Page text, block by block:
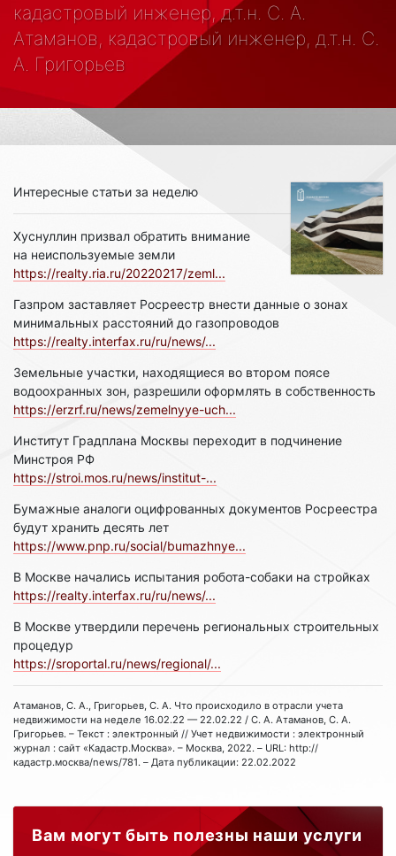
кадастровый инженер, д.т.н. С. А.
Атаманов, кадастровый инженер, д.т.н. С.
А. Григорьев
Интересные статьи за неделю
Хуснуллин призвал обратить внимание
на неиспользуемые земли
https://realty.ria.ru/20220217/zeml...
Газпром заставляет Росреестр внести данные о зонах
минимальных расстояний до газопроводов
https://realty.interfax.ru/ru/news/...
Земельные участки, находящиеся во втором поясе
водоохранных зон, разрешили оформлять в собственность
https://erzrf.ru/news/zemelnyye-uch...
Институт Градплана Москвы переходит в подчинение
Минстроя РФ
https://stroi.mos.ru/news/institut-...
Бумажные аналоги оцифрованных документов Росреестра
будут хранить десять лет
https://www.pnp.ru/social/bumazhnye...
В Москве начались испытания робота-собаки на стройках
https://realty.interfax.ru/ru/news/...
В Москве утвердили перечень региональных строительных
процедур
https://sroportal.ru/news/regional/...
Атаманов, С. А., Григорьев, С. А. Что происходило в отрасли учета
недвижимости на неделе 16.02.22 — 22.02.22 / С. А. Атаманов, С. А.
Григорьев. – Текст : электронный // Учет недвижимости : электронный
журнал : сайт «Кадастр.Москва». – Москва, 2022. – URL: http://
кадастр.москва/news/781. – Дата публикации: 22.02.2022
Вам могут быть полезны наши услуги